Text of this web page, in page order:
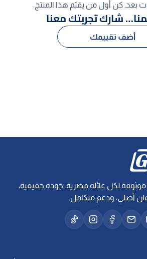
بعد. كن أول من يقيّم هذا المنتج.
شارك تجربتك معنا
أضف تقييمك
موثوقة لكل عائلة مصرية. جودة حقيقية،
أصلي، ودعم متكامل.